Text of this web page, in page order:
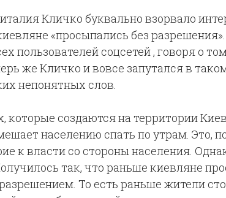
Кличко буквально взорвало
«просыпались без
пользователей соцсетей , говоря о
же Кличко и вовсе запутался в
непонятных слов.
которые создаются на территории
населению спать по утрам. Это,
к власти со стороны населения.
так, что раньше киевляне
То есть раньше жители